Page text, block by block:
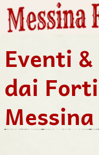
Eventi
dai
Messina